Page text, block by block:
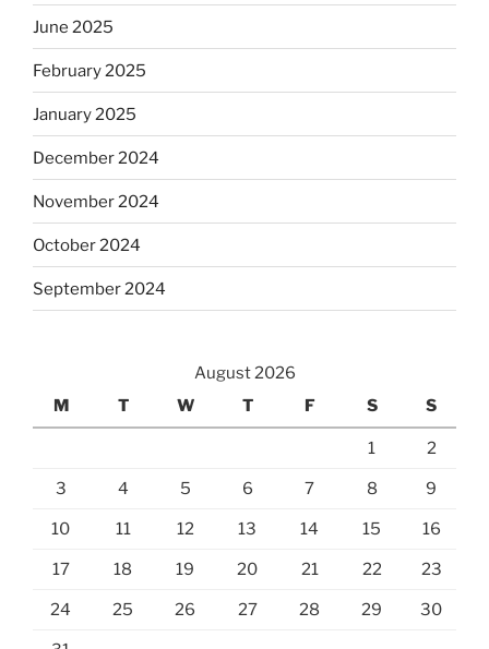
June 2025
February 2025
January 2025
December 2024
November 2024
October 2024
September 2024
August 2026
M
T W T F S S
1 2
3 4 5 6 7 8 9
10 11 12 13 14 15 16
17 18 19 20 21 22 23
24 25 26 27 28 29 30